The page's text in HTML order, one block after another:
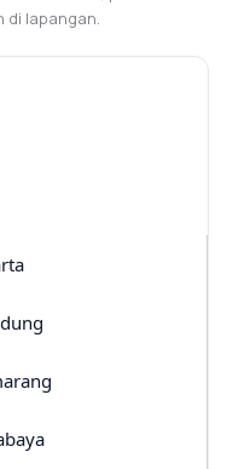
di lapangan.